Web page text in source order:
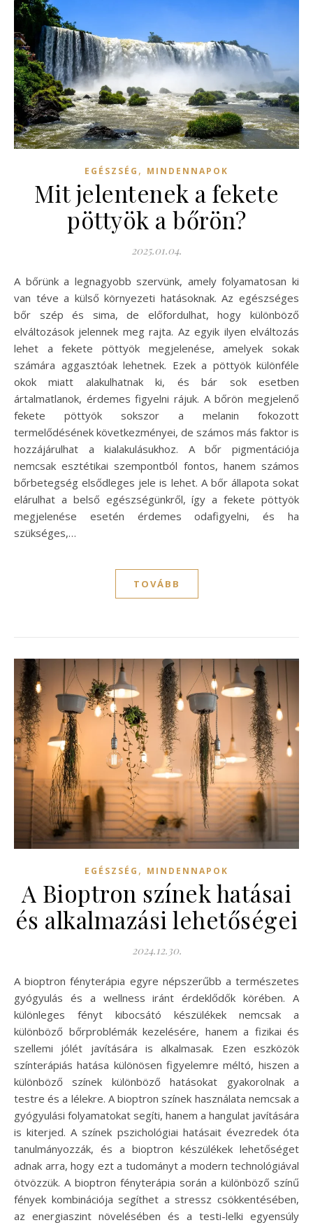
EGÉSZSÉG , MINDENNAPOK
Mit jelentenek a fekete
pöttyök a bőrön?
2025.01.04.
A bőrünk a legnagyobb szervünk, amely folyamatosan ki
van téve a külső környezeti hatásoknak. Az egészséges
bőr szép és sima, de előfordulhat, hogy különböző
elváltozások jelennek meg rajta. Az egyik ilyen elváltozás
lehet a fekete pöttyök megjelenése, amelyek sokak
számára aggasztóak lehetnek. Ezek a pöttyök különféle
okok miatt alakulhatnak ki, és bár sok esetben
ártalmatlanok, érdemes figyelni rájuk. A bőrön megjelenő
fekete pöttyök sokszor a melanin fokozott
termelődésének következményei, de számos más faktor is
hozzájárulhat a kialakulásukhoz. A bőr pigmentációja
nemcsak esztétikai szempontból fontos, hanem számos
bőrbetegség elsődleges jele is lehet. A bőr állapota sokat
elárulhat a belső egészségünkről, így a fekete pöttyök
megjelenése esetén érdemes odafigyelni, és ha
szükséges,…
TOVÁBB
EGÉSZSÉG , MINDENNAPOK
A Bioptron színek hatásai
és alkalmazási lehetőségei
2024.12.30.
A bioptron fényterápia egyre népszerűbb a természetes
gyógyulás és a wellness iránt érdeklődők körében. A
különleges fényt kibocsátó készülékek nemcsak a
különböző bőrproblémák kezelésére, hanem a fizikai és
szellemi jólét javítására is alkalmasak. Ezen eszközök
színterápiás hatása különösen figyelemre méltó, hiszen a
különböző színek különböző hatásokat gyakorolnak a
testre és a lélekre. A bioptron színek használata nemcsak a
gyógyulási folyamatokat segíti, hanem a hangulat javítására
is kiterjed. A színek pszichológiai hatásait évezredek óta
tanulmányozzák, és a bioptron készülékek lehetőséget
adnak arra, hogy ezt a tudományt a modern technológiával
ötvözzük. A bioptron fényterápia során a különböző színű
fények kombinációja segíthet a stressz csökkentésében,
az energiaszint növelésében és a testi-lelki egyensúly